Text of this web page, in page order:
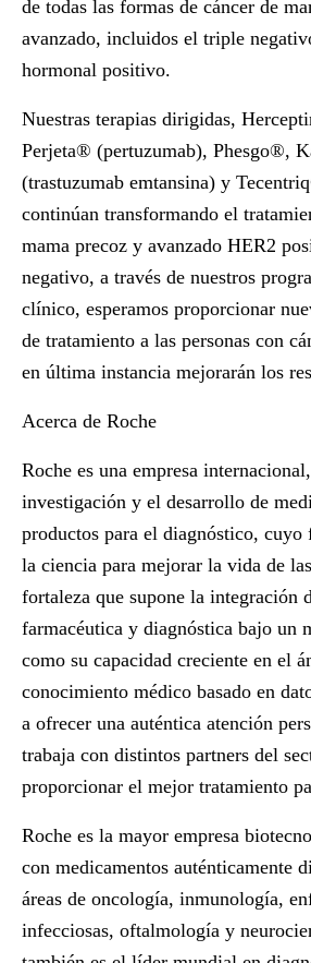
de todas las formas de cáncer de
avanzado, incluidos el triple
hormonal positivo.
Nuestras terapias dirigidas,
Perjeta® (pertuzumab), Phesgo®,
(trastuzumab emtansina) y
continúan transformando el
mama precoz y avanzado HER2
negativo, a través de nuestros
clínico, esperamos proporcionar
de tratamiento a las personas con
en última instancia mejorarán los
Acerca de Roche
Roche es una empresa
investigación y el desarrollo de
productos para el diagnóstico, cuyo
la ciencia para mejorar la vida de
fortaleza que supone la integración
farmacéutica y diagnóstica bajo un
como su capacidad creciente en el
conocimiento médico basado en
a ofrecer una auténtica atención
trabaja con distintos partners del
proporcionar el mejor tratamiento
Roche es la mayor empresa
con medicamentos auténticamente
áreas de oncología, inmunología,
infecciosas, oftalmología y